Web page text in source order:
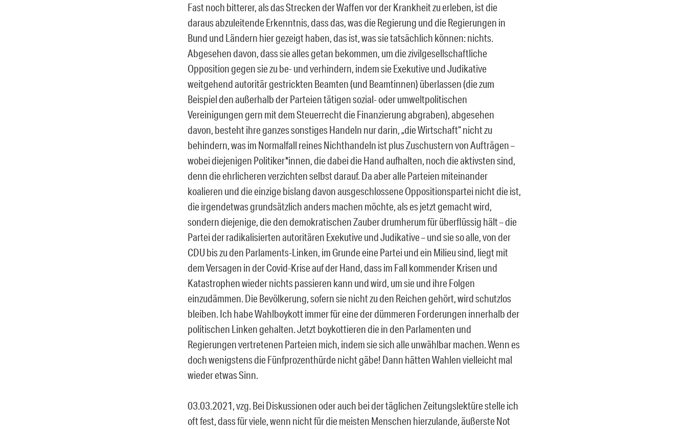
Fast noch bitterer, als das Strecken der Waffen vor der Krankheit zu erleben, ist die
daraus abzuleitende Erkenntnis, dass das, was die Regierung und die Regierungen in
Bund und Ländern hier gezeigt haben, das ist, was sie tatsächlich können: nichts.
Abgesehen davon, dass sie alles getan bekommen, um die zivilgesellschaftliche
Opposition gegen sie zu be- und verhindern, indem sie Exekutive und Judikative
weitgehend autoritär gestrickten Beamten (und Beamtinnen) überlassen (die zum
Beispiel den außerhalb der Parteien tätigen sozial- oder umweltpolitischen
Vereinigungen gern mit dem Steuerrecht die Finanzierung abgraben), abgesehen
davon, besteht ihre ganzes sonstiges Handeln nur darin, „die Wirtschaft“ nicht zu
behindern, was im Normalfall reines Nichthandeln ist plus Zuschustern von Aufträgen –
wobei diejenigen Politiker*innen, die dabei die Hand aufhalten, noch die aktivsten sind,
denn die ehrlicheren verzichten selbst darauf. Da aber alle Parteien miteinander
koalieren und die einzige bislang davon ausgeschlossene Oppositionspartei nicht die ist,
die irgendetwas grundsätzlich anders machen möchte, als es jetzt gemacht wird,
sondern diejenige, die den demokratischen Zauber drumherum für überflüssig hält – die
Partei der radikalisierten autoritären Exekutive und Judikative – und sie so alle, von der
CDU bis zu den Parlaments-Linken, im Grunde eine Partei und ein Milieu sind, liegt mit
dem Versagen in der Covid-Krise auf der Hand, dass im Fall kommender Krisen und
Katastrophen wieder nichts passieren kann und wird, um sie und ihre Folgen
einzudämmen. Die Bevölkerung, sofern sie nicht zu den Reichen gehört, wird schutzlos
bleiben. Ich habe Wahlboykott immer für eine der dümmeren Forderungen innerhalb der
politischen Linken gehalten. Jetzt boykottieren die in den Parlamenten und
Regierungen vertretenen Parteien mich, indem sie sich alle unwählbar machen. Wenn es
doch wenigstens die Fünfprozenthürde nicht gäbe! Dann hätten Wahlen vielleicht mal
wieder etwas Sinn.
03.03.2021, vzg. Bei Diskussionen oder auch bei der täglichen Zeitungslektüre stelle ich
oft fest, dass für viele, wenn nicht für die meisten Menschen hierzulande, äußerste Not